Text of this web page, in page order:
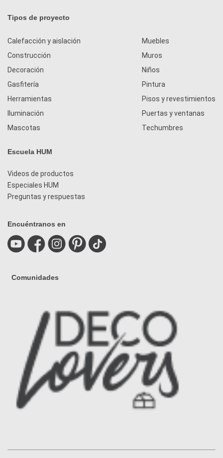
Tipos de proyecto
Calefacción y aislación
Construcción
Decoración
Gasfitería
Herramientas
Iluminación
Mascotas
Muebles
Muros
Niños
Pintura
Pisos y revestimientos
Puertas y ventanas
Techumbres
Escuela HUM
Videos de productos
Especiales HUM
Preguntas y respuestas
Encuéntranos en
Comunidades